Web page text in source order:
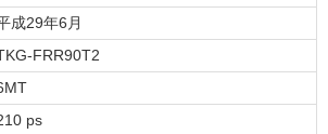
成29年6月
FRR90T2
ps